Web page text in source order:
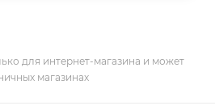
для интернет-магазина и может
магазинах